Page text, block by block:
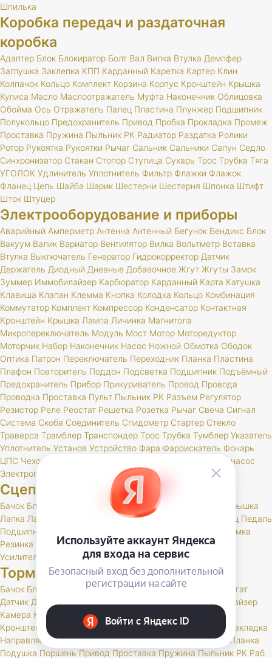
Шпилька
Коробка передач и раздаточная
коробка
Адаптер Блок Блокиратор Болт Вал Вилка Втулка Демпфер
Заглушка Заклепка КПП Карданный Каретка Картер Клин
Колпачок Кольцо Комплект Корзина Корпус Кронштейн Крышка
Кулиса Масло Маслоотражатель Муфта Наконечник Облицовка
Обойма Ось Отражатель Палец Пластина Плунжер Подшипник
Полукольцо Предохранитель Привод Пробка Прокладка Промеж
Проставка Пружина Пыльник РК Радиатор Раздатка Ролики
Ротор Рукоятка Рукоятки Рычаг Сальник Сальники Сапун Седло
Синхронизатор Стакан Стопор Ступица Сухарь Трос Трубка Тяга
УГОЛОК Удлинитель Уплотнитель Фильтр Флажки Флажок
Фланец Цепь Шайба Шарик Шестерни Шестерня Шпонка Штифт
Шток Штуцер
Электрооборудование и приборы
Аварийный Амперметр Антенна Антенный Бегунок Бендикс Блок
Вакуум Валик Вариатор Вентилятор Вилка Вольтметр Вставка
Втулка Выключатель Генератор Гидрокорректор Датчик
Держатель Диодный Дневные Добавочное Жгут Жгуты Замок
Зуммер Иммобилайзер Карбюратор Карданный Карта Катушка
Клавиша Клапан Клемма Кнопка Колодка Кольцо Комбинация
Коммутатор Комплект Компрессор Конденсатор Контактная
Кронштейн Крышка Лампа Личинка Магнитола
Микропереключатель Модуль Мост Мотор Моторедуктор
Моторчик Набор Наконечник Насос Ножной Обмотка Ободок
Оптика Патрон Переключатель Переходник Планка Пластина
Плафон Повторитель Поддон Подсветка Подшипник Подъёмный
Предохранитель Прибор Прикуриватель Провод Провода
Проводка Проставка Пульт Пыльник РК Разъем Регулятор
Резистор Реле Реостат Решетка Розетка Рычаг Свеча Сигнал
Система Скоба Соединитель Спидометр Стартер Стекло
Траверса Трамблер Транспондер Трос Трубка Тумблер Указатель
Уплотнитель Установ Устройство Фара Фароискатель Фонарь
ЦПС Чехол
Электробензонасос
Электропривод
Сцепление
Бачок Блок Диск Картер Корзина
Крышка
Лапка Лапки Муфта Накладка Палец Педаль
Подшипник
Рамка
Резинка
Рычаг Скоба Сцепление Толкатель Трубка Тяга
Усилитель
Шаровая Шланг Шток
Тормоза
Бачок Блок Вакуумный Вал Вилка Винт Втулка
Гидроагрегат
Датчик Держатель
Иммобилайзер
Камера Клапан Клин Колодка
Кольцо
Кронштейн
Манжета Маслоотражатель Муфта
Накладка
Направляющая Обойма Опора Опорный Паста Педаль
Планка
Подушка Поршень Привод Проставка Пружина Пыльник РК Раб